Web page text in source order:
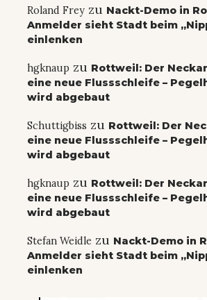
Roland Frey zu Nackt-Demo in
Anmelder sieht Stadt beim
einlenken
hgknaup zu Rottweil: Der
eine neue Flussschleife –
wird abgebaut
Schuttigbiss zu Rottweil: Der
eine neue Flussschleife –
wird abgebaut
hgknaup zu Rottweil: Der
eine neue Flussschleife –
wird abgebaut
Stefan Weidle zu Nackt-Demo in
Anmelder sieht Stadt beim
einlenken